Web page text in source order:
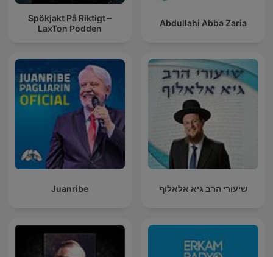
Spökjakt På Riktigt –
LaxTon Podden
Abdullahi Abba Zaria
Juanribe שיעורי הרב גיא אלאלוף